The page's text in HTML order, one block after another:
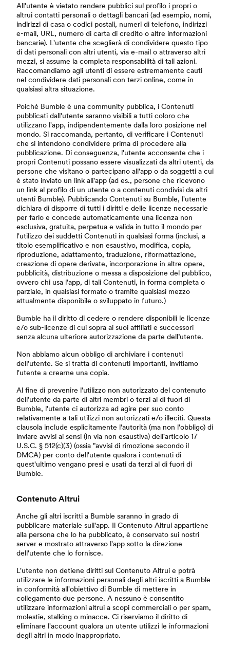
All'utente è vietato rendere pubblici sul profilo i propri o
altrui contatti personali o dettagli bancari (ad esempio, nomi,
indirizzi di casa o codici postali, numeri di telefono, indirizzi
e-mail, URL, numero di carta di credito o altre informazioni
bancarie). L'utente che sceglierà di condividere questo tipo
di dati personali con altri utenti, via e-mail o attraverso altri
mezzi, si assume la completa responsabilità di tali azioni.
Raccomandiamo agli utenti di essere estremamente cauti
nel condividere dati personali con terzi online, come in
qualsiasi altra situazione.
Poiché Bumble è una community pubblica, i Contenuti
pubblicati dall'utente saranno visibili a tutti coloro che
utilizzano l'app, indipendentemente dalla loro posizione nel
mondo. Si raccomanda, pertanto, di verificare i Contenuti
che si intendono condividere prima di procedere alla
pubblicazione. Di conseguenza, l'utente acconsente che i
propri Contenuti possano essere visualizzati da altri utenti, da
persone che visitano o partecipano all'app o da soggetti a cui
è stato inviato un link all'app (ad es., persone che ricevono
un link al profilo di un utente o a contenuti condivisi da altri
utenti Bumble). Pubblicando Contenuti su Bumble, l'utente
dichiara di disporre di tutti i diritti e delle licenze necessarie
per farlo e concede automaticamente una licenza non
esclusiva, gratuita, perpetua e valida in tutto il mondo per
l'utilizzo dei suddetti Contenuti in qualsiasi forma (inclusi, a
titolo esemplificativo e non esaustivo, modifica, copia,
riproduzione, adattamento, traduzione, riformattazione,
creazione di opere derivate, incorporazione in altre opere,
pubblicità, distribuzione o messa a disposizione del pubblico,
ovvero chi usa l'app, di tali Contenuti, in forma completa o
parziale, in qualsiasi formato o tramite qualsiasi mezzo
attualmente disponibile o sviluppato in futuro.)
Bumble ha il diritto di cedere o rendere disponibili le licenze
e/o sub-licenze di cui sopra ai suoi affiliati e successori
senza alcuna ulteriore autorizzazione da parte dell’utente.
Non abbiamo alcun obbligo di archiviare i contenuti
dell'utente. Se si tratta di contenuti importanti, invitiamo
l'utente a crearne una copia.
Al fine di prevenire l'utilizzo non autorizzato del contenuto
dell'utente da parte di altri membri o terzi al di fuori di
Bumble, l'utente ci autorizza ad agire per suo conto
relativamente a tali utilizzi non autorizzati e/o illeciti. Questa
clausola include esplicitamente l'autorità (ma non l'obbligo) di
inviare avvisi ai sensi (in via non esaustiva) dell'articolo 17
U.S.C. § 512(c)(3) (ossia "avvisi di rimozione secondo il
DMCA) per conto dell'utente qualora i contenuti di
quest'ultimo vengano presi e usati da terzi al di fuori di
Bumble.
Contenuto Altrui
Anche gli altri iscritti a Bumble saranno in grado di
pubblicare materiale sull'app. Il Contenuto Altrui appartiene
alla persona che lo ha pubblicato, è conservato sui nostri
server e mostrato attraverso l'app sotto la direzione
dell'utente che lo fornisce.
L'utente non detiene diritti sul Contenuto Altrui e potrà
utilizzare le informazioni personali degli altri iscritti a Bumble
in conformità all'obiettivo di Bumble di mettere in
collegamento due persone. A nessuno è consentito
utilizzare informazioni altrui a scopi commerciali o per spam,
molestie, stalking o minacce. Ci riserviamo il diritto di
eliminare l'account qualora un utente utilizzi le informazioni
degli altri in modo inappropriato.